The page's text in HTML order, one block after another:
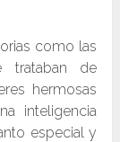
como las
trataban de
hermosas
inteligencia
especial y